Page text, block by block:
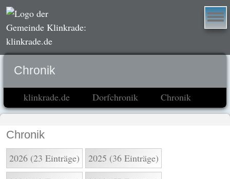
Chronik
klinkrade.de Dorfchronik Chronik
Chronik
2026 (23 Einträge)
2025 (36 Einträge)